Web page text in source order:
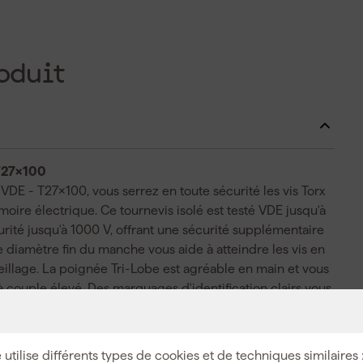
utilise différents types de cookies et de techniques similaires
- T27x100, vous serrez en toute sécurité les vis Torx
électrique. Ce tournevis isolé est testé VDE jusqu'à
jusqu'à 1000 V, offrant une sécurité supplémentaire
fin du manche vous aide à atteindre les vis en
La poignée Tri-Lobe est agréable en main et vous
élevé. Des marquages d'identification clairs vous
Torx lorsque vous souhaitez travailler rapidement.
votre outil de rouler sur l'établi ou sur le sol. Le point
sécurité afin que vous puissiez travailler proprement